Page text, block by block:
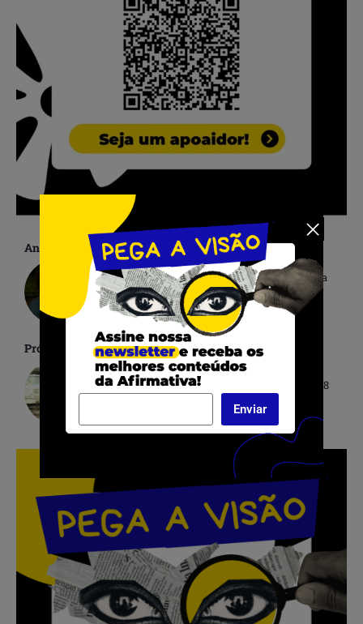
Anterior
Referência na dramaturgia brasileira, Léa Garcia
faleceu no dia que receberia homenagem no
Festival de Cinema de Gramado
Próximo
Funcionário é acusado de roubo e torturado por 8
horas em Simões Filho (BA)
.
.
Enviar